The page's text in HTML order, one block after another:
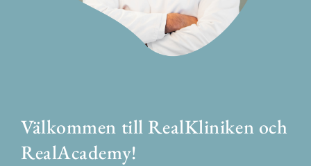
Välkommen till RealKliniken och
RealAcademy!